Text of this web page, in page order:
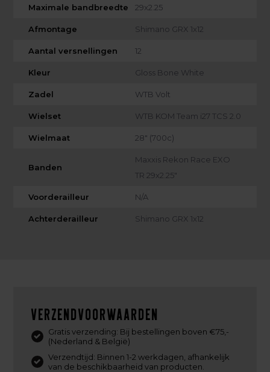
Maximale bandbreedte 29x2.25
Afmontage Shimano GRX 1x12
Aantal versnellingen 12
Kleur Gloss Bone White
Zadel WTB Volt
Wielset WTB KOM Team i27 TCS 2.0
Wielmaat 28" (700c)
Banden
Maxxis Rekon Race EXO
TR 29x2.25"
Voorderailleur N/A
Achterderailleur Shimano GRX 1x12
Verzendvoorwaarden
Gratis verzending: Bij bestellingen boven €75,-
(Nederland & België)
Verzendtijd: Binnen 1-2 werkdagen, afhankelijk
van de beschikbaarheid van producten.